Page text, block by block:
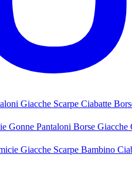
Giacche Scarpe Ciabatte
Gonne Pantaloni Borse Giacche
Giacche Scarpe Bambino